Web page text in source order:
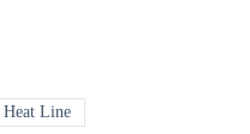
Line